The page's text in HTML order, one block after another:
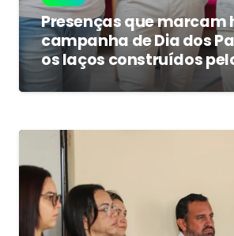
Presenças que marcam
campanha de Dia dos
os laços construídos